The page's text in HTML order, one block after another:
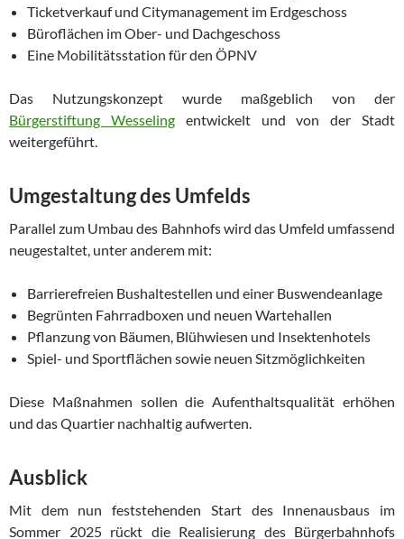
Ticketverkauf und Citymanagement im Erdgeschoss
Büroflächen im Ober- und Dachgeschoss
Eine Mobilitätsstation für den ÖPNV
Das Nutzungskonzept wurde maßgeblich von der
Bürgerstiftung Wesselingentwickelt und von der Stadt
weitergeführt.
Umgestaltung des Umfelds
Parallel zum Umbau des Bahnhofs wird das Umfeld umfassend
neugestaltet, unter anderem mit:
Barrierefreien Bushaltestellen und einer Buswendeanlage
Begrünten Fahrradboxen und neuen Wartehallen
Pflanzung von Bäumen, Blühwiesen und Insektenhotels
Spiel- und Sportflächen sowie neuen Sitzmöglichkeiten
Diese Maßnahmen sollen die Aufenthaltsqualität erhöhen
und das Quartier nachhaltig aufwerten.
Ausblick
Mit dem nun feststehenden Start des Innenausbaus im
Sommer 2025 rückt die Realisierung des Bürgerbahnhofs